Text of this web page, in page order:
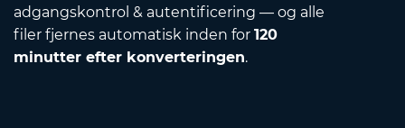
adgangskontrol & autentificering — og alle
filer fjernes automatisk inden for 120
minutter efter konverteringen.